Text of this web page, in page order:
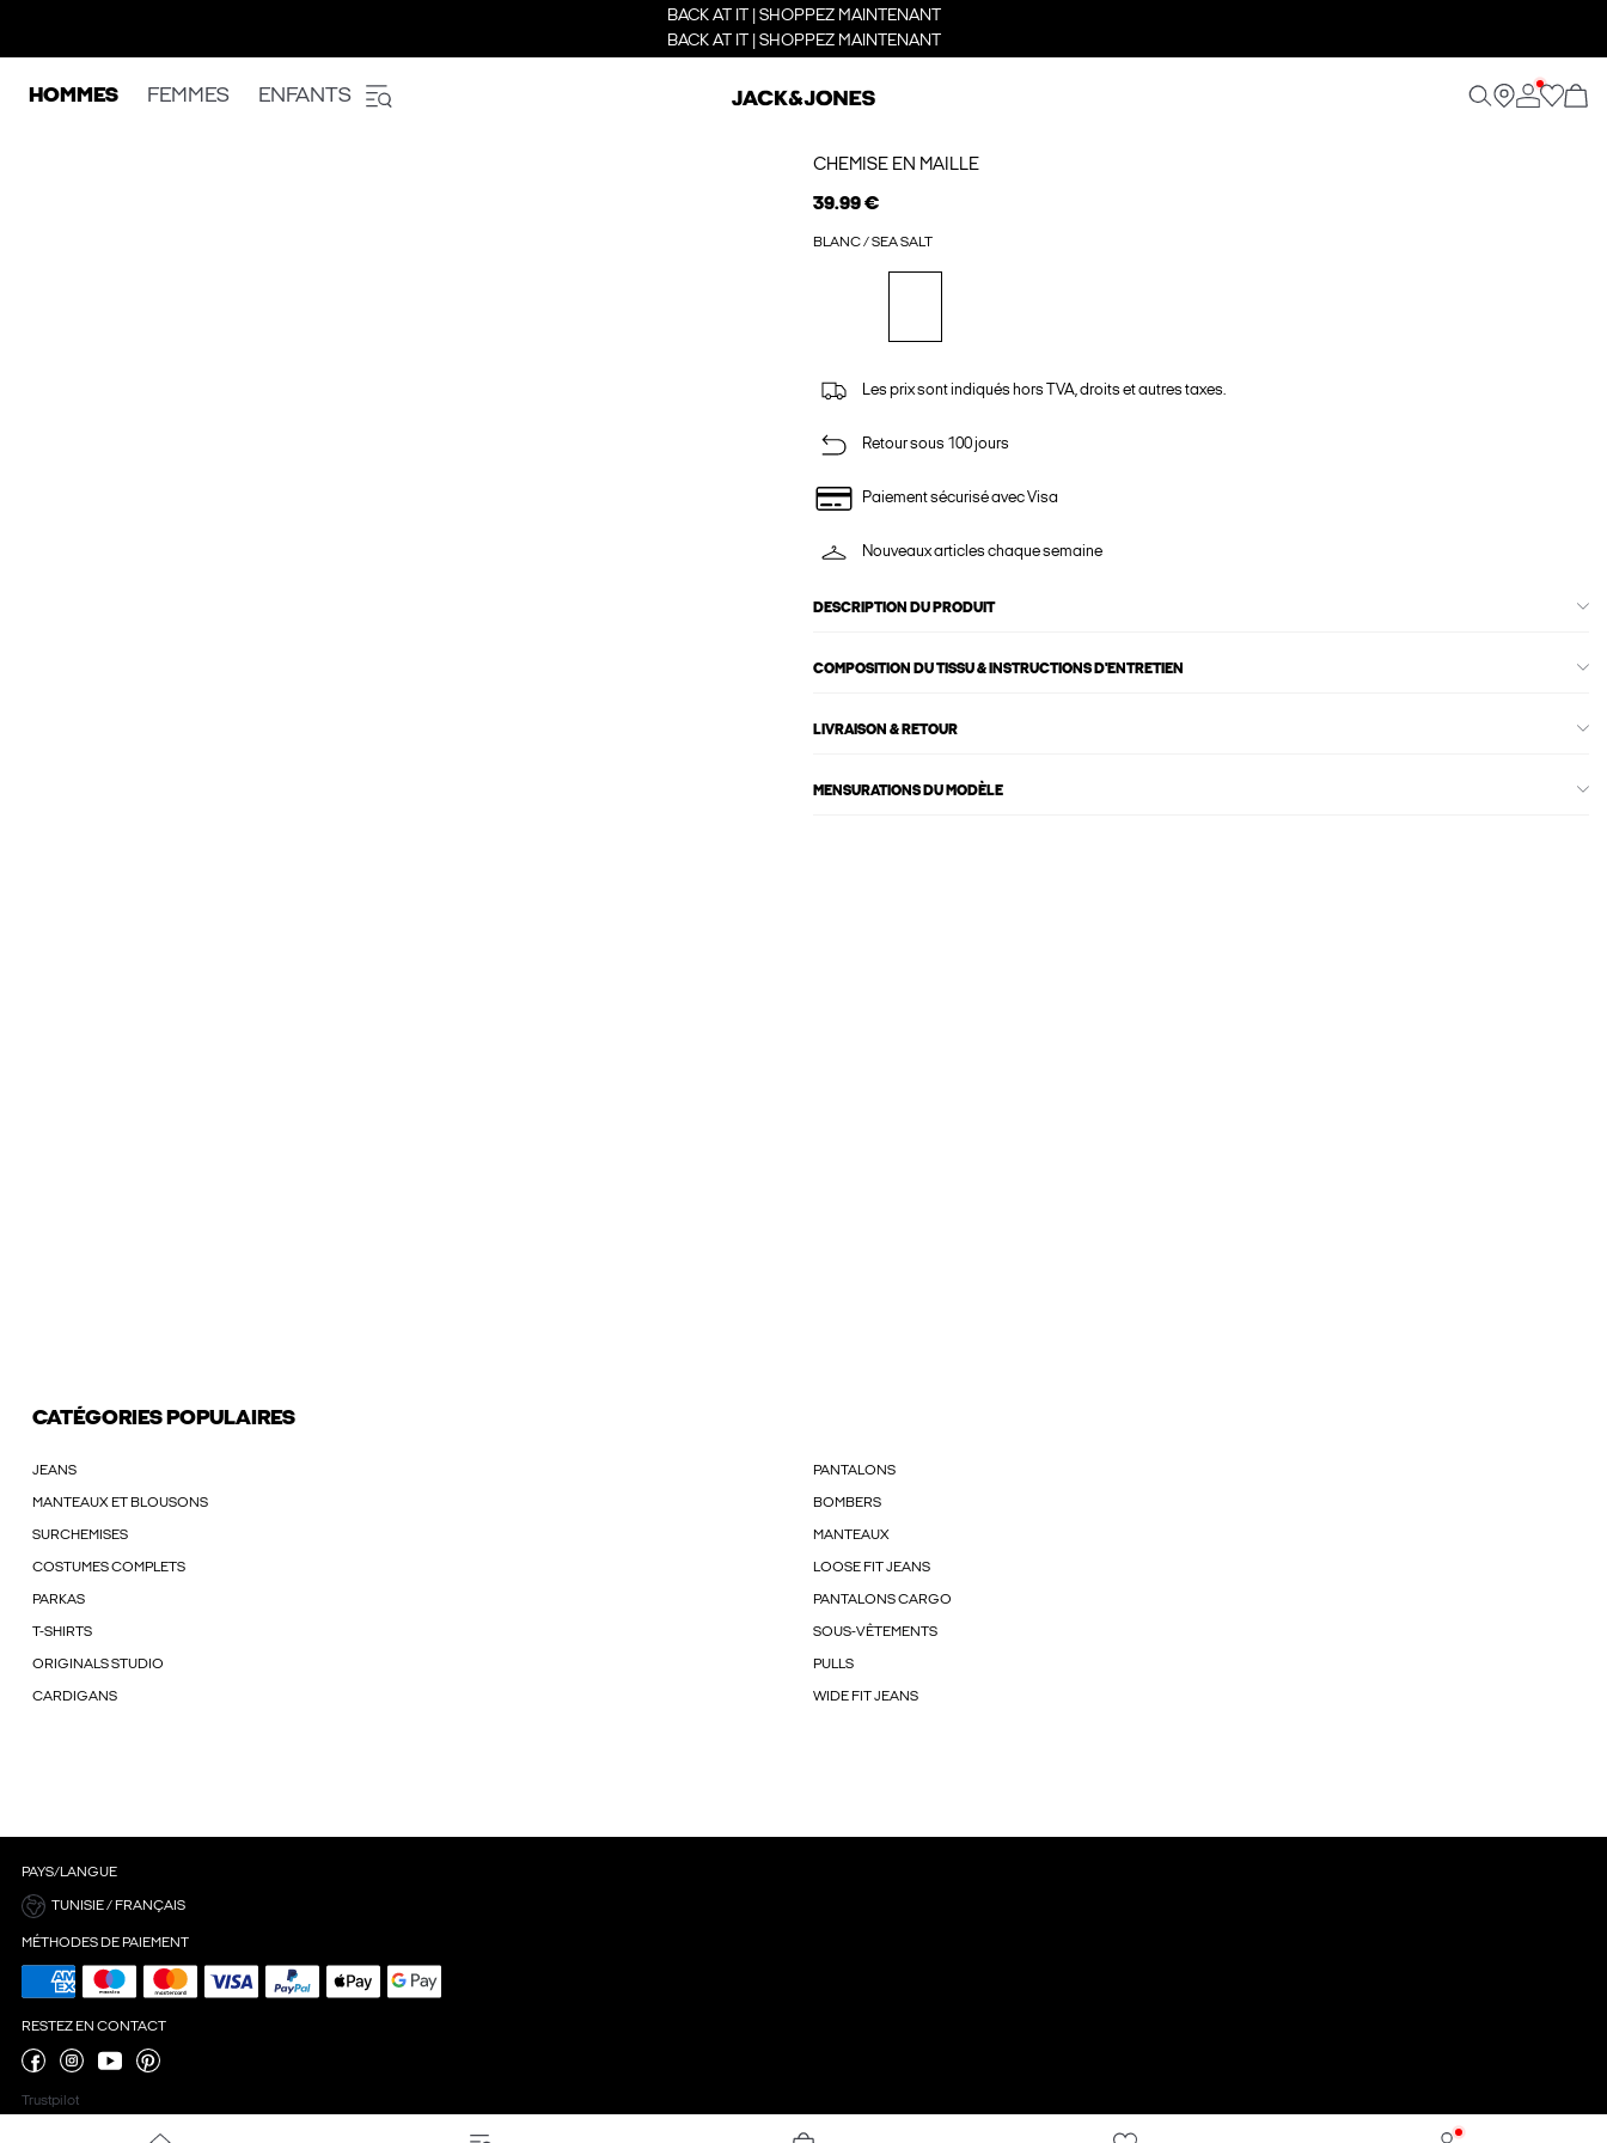
BACK AT IT | SHOPPEZ MAINTENANT
BACK AT IT | SHOPPEZ MAINTENANT
HOMMES FEMMES ENFANTS
CHEMISE EN MAILLE
39.99 €
BLANC / SEA SALT
Les prix sont indiqués hors TVA, droits et autres taxes.
Retour sous 100 jours
Paiement sécurisé avec Visa
Nouveaux articles chaque semaine
DESCRIPTION DU PRODUIT
COMPOSITION DU TISSU & INSTRUCTIONS D'ENTRETIEN
LIVRAISON & RETOUR
MENSURATIONS DU MODÈLE
CATÉGORIES POPULAIRES
JEANS PANTALONS
MANTEAUX ET BLOUSONS BOMBERS
SURCHEMISES MANTEAUX
COSTUMES COMPLETS LOOSE FIT JEANS
PARKAS PANTALONS CARGO
T-SHIRTS SOUS-VÊTEMENTS
ORIGINALS STUDIO PULLS
CARDIGANS WIDE FIT JEANS
PAYS/LANGUE
TUNISIE / FRANÇAIS
MÉTHODES DE PAIEMENT
RESTEZ EN CONTACT
Trustpilot